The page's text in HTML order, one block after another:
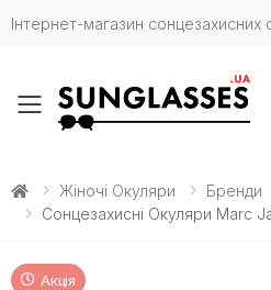
Інтернет-магазин сонцезахисних
Toggle mobile
Жіночі Окуляри Бренди
Сонцезахисні Окуляри Marc
Акція